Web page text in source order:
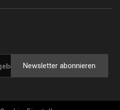
Newsletter abonnieren